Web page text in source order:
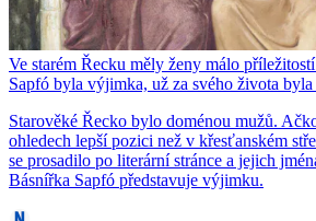
Ve starém Řecku měly ženy málo
Sapfó byla výjimka, už za svého života
Starověké Řecko bylo doménou mužů.
ohledech lepší pozici než v křesťanském
se prosadilo po literární stránce a jejich
Básnířka Sapfó představuje výjimku.